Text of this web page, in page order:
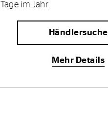
Tage im Jahr.
Händlersuche
Mehr Details